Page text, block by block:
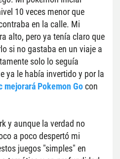
10 veces menor que
en la calle. Mi
alto, pero ya tenía claro que
si no gastaba en un viaje a
solo lo seguía
ya le había invertido y por la
mejorará Pokemon Go con
y aunque la verdad no
a poco despertó mi
juegos "simples" en